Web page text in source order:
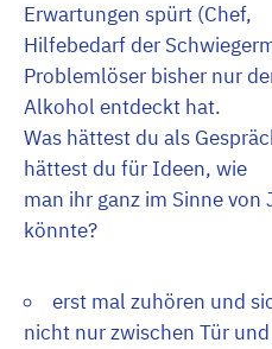
Erwartungen spürt (Chef,
Hilfebedarf der
Problemlöser bisher nur
Alkohol entdeckt hat.
Was hättest du als
hättest du für Ideen, wie
man ihr ganz im Sinne von
könnte?
erst mal zuhören und
nicht nur zwischen Tür und